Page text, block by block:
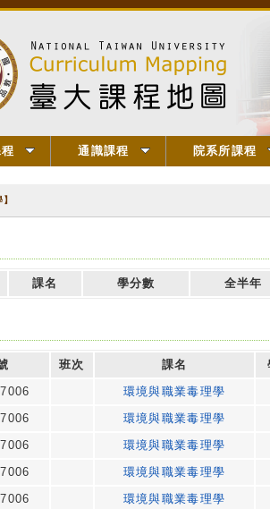
通識課程 院系所課程
課名 學分數 全半年
班次 課名
環境與職業毒理學
環境與職業毒理學
環境與職業毒理學
環境與職業毒理學
環境與職業毒理學